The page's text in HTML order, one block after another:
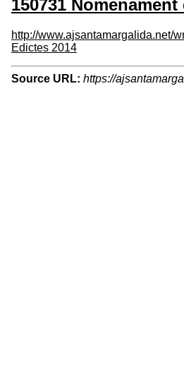
150731
http://www.ajsantamargalida.net/
Edictes 2014
Source URL: https://